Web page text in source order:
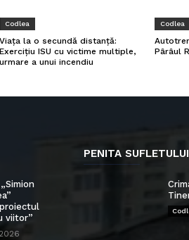
Codlea
Viața la o secundă distanță:
Exercițiu ISU cu victime multiple,
urmare a unui incendiu
Codlea
Pârâul
viitor”
PENITA SUFLETULUI